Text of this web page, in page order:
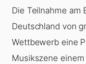
Die Teilnahme am
Deutschland von
Wettbewerb eine
Musikszene